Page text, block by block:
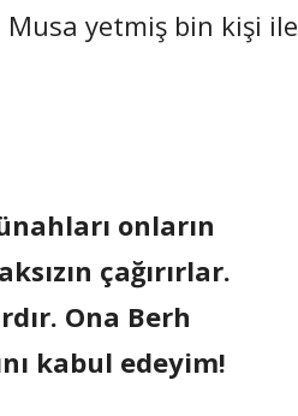
Musa yetmiş bin kişi ile
onların
çağırırlar.
Ona Berh
kabul edeyim!